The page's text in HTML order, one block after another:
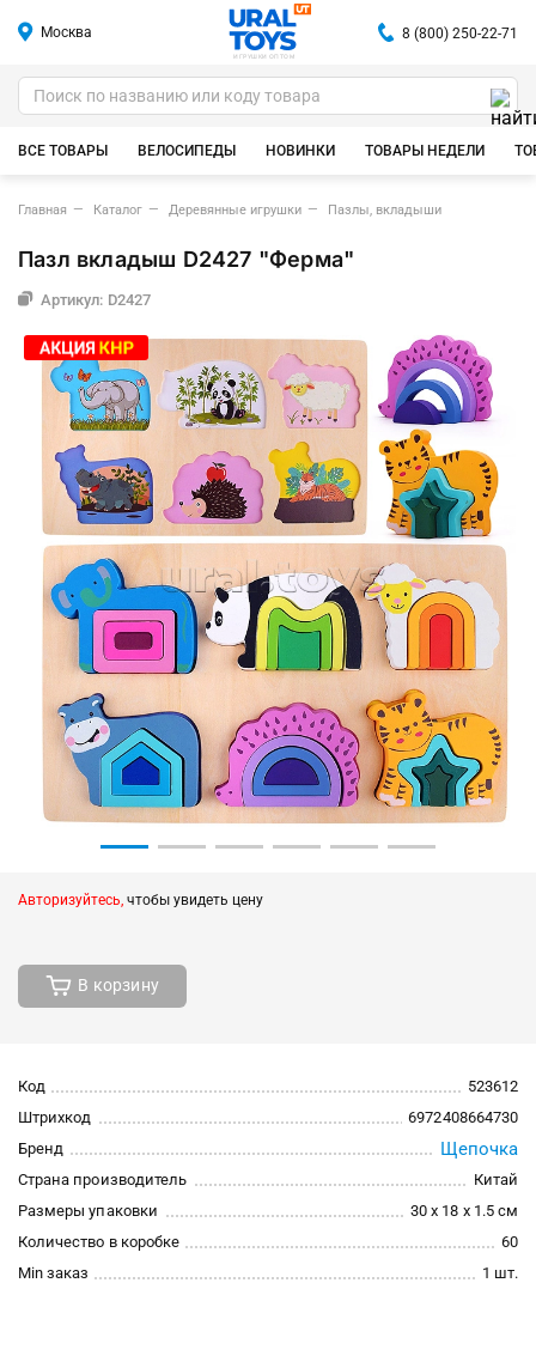
Москва
ИГРУШКИ ОПТОМ
8 (800) 250-22-71
ВСЕ ТОВАРЫ ВЕЛОСИПЕДЫ НОВИНКИ ТОВАРЫ НЕДЕЛИ
Главная Каталог Деревянные игрушки Пазлы, вкладыши
Пазл вкладыш D2427 "Ферма"
Артикул: D2427
Авторизуйтесь, чтобы увидеть цену
В корзину
Код
523612
Штрихкод
6972408664730
Бренд
Щепочка
Страна производитель
Китай
Размеры упаковки
30 x 18 x 1.5 см
Количество в коробке
60
Min заказ
1 шт.